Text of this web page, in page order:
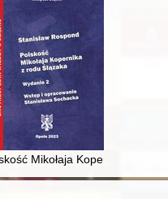
Mikołaja Kopernika z rodu